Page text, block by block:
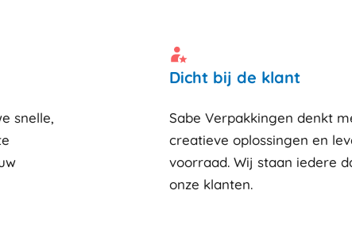
snelle,
Dicht bij de klant
Sabe Verpakkingen denkt
creatieve oplossingen en
voorraad. Wij staan iedere
onze klanten